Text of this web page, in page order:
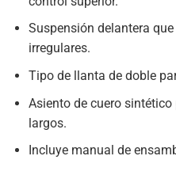
Suspensión delantera
irregulares.
Tipo de llanta de doble
Asiento de cuero
largos.
Incluye manual de